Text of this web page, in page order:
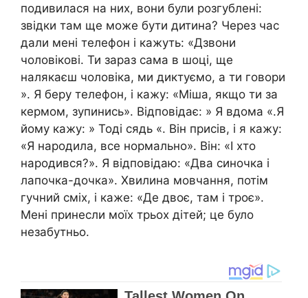
подивилася на них, вони були розгублені:
звідки там ще може бути дитина? Через час
дали мені телефон і кажуть: «Дзвони
чоловікові. Ти зараз сама в шоці, ще
налякаєш чоловіка, ми диктуємо, а ти говори
». Я беру телефон, і кажу: «Міша, якщо ти за
кермом, зупинись». Відповідає: » Я вдома «.Я
йому кажу: » Тоді сядь «. Він присів, і я кажу:
«Я народила, все нормально». Він: «І хто
народився?». Я відповідаю: «Два синочка і
лапочка-дочка». Хвилина мовчання, потім
гучний сміх, і каже: «Де двоє, там і троє».
Мені принесли моїх трьох дітей; це було
незабутньо.